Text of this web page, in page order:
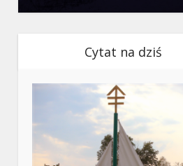
Cytat na dziś